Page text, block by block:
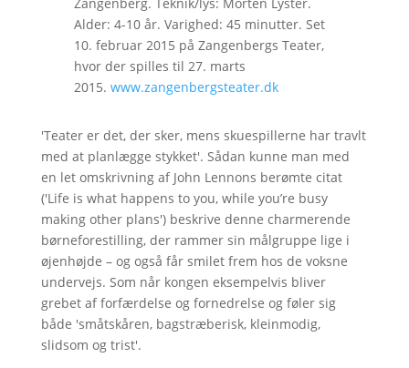
Alder: 4-10 år. Varighed: 45 minutter. Set
10. februar 2015 på Zangenbergs Teater,
hvor der spilles til 27. marts
2015. www.zangenbergsteater.dk
'Teater er det, der sker, mens skuespillerne har travlt
med at planlægge stykket'. Sådan kunne man med
en let omskrivning af John Lennons berømte citat
('Life is what happens to you, while you’re busy
making other plans') beskrive denne charmerende
børneforestilling, der rammer sin målgruppe lige i
øjenhøjde – og også får smilet frem hos de voksne
undervejs. Som når kongen eksempelvis bliver
grebet af forfærdelse og fornedrelse og føler sig
både 'småtskåren, bagstræberisk, kleinmodig,
slidsom og trist'.